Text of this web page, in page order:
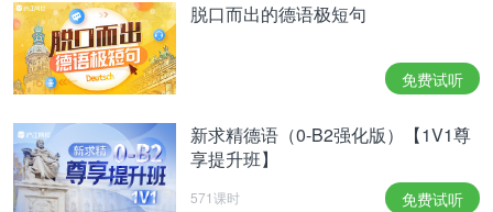
脱口而出的德语极短句
免费试听
新求精德语（0-B2强化版）【1V1尊
享提升班】
571课时 免费试听